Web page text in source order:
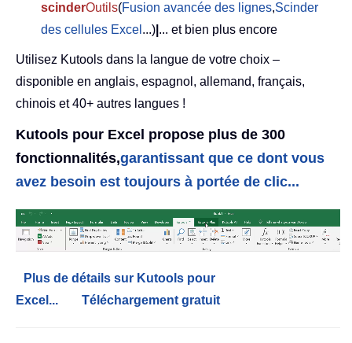
scinderOutils(Fusion avancée des lignes,Scinder
des cellules Excel ...) ... et bien plus encore
Utilisez Kutools dans la langue de votre choix –
disponible en anglais, espagnol, allemand, français,
chinois et 40+ autres langues !
Kutools pour Excel propose plus de 300
fonctionnalités,garantissant que ce dont vous
avez besoin est toujours à portée de clic...
Plus de détails sur Kutools pour
Excel...
Téléchargement gratuit